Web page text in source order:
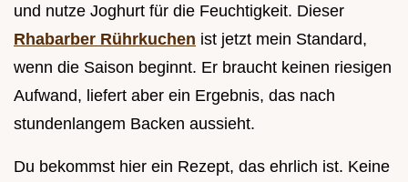
und nutze Joghurt für die Feuchtigkeit. Dieser
Rhabarber Rührkuchen ist jetzt mein Standard,
wenn die Saison beginnt. Er braucht keinen riesigen
Aufwand, liefert aber ein Ergebnis, das nach
stundenlangem Backen aussieht.
Du bekommst hier ein Rezept, das ehrlich ist. Keine